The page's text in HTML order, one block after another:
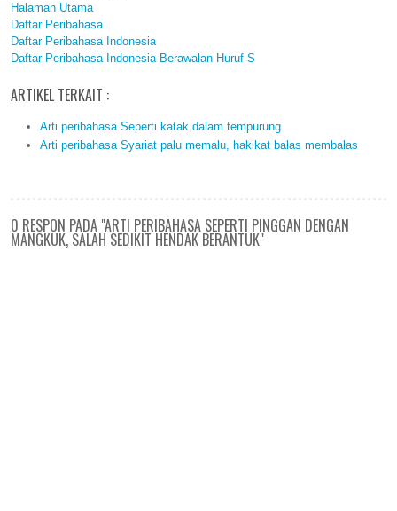
Halaman Utama
Daftar Peribahasa
Daftar Peribahasa Indonesia
Daftar Peribahasa Indonesia Berawalan Huruf S
ARTIKEL TERKAIT :
Arti peribahasa Seperti katak dalam tempurung
Arti peribahasa Syariat palu memalu, hakikat balas membalas
0 RESPON PADA "ARTI PERIBAHASA SEPERTI PINGGAN DENGAN
MANGKUK, SALAH SEDIKIT HENDAK BERANTUK"